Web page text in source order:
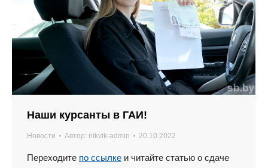
Наши курсанты в ГАИ!
Новости Автор: nikvik-admin 20.10.2022
Переходите по ссылке и читайте статью о сдаче